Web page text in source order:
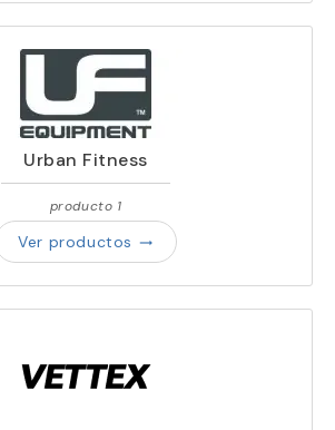
Urban Fitness
producto 1
Ver productos trending_flat